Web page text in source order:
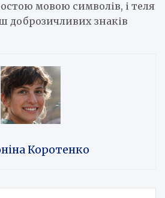
мовою символів, і теля
доброзичливих знаків
Коротенко